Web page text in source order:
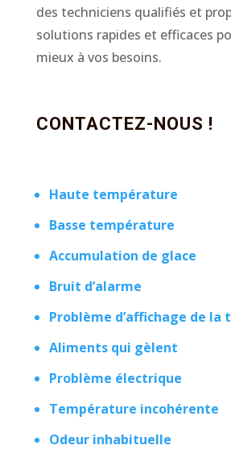
des techniciens qualifiés et
solutions rapides et efficaces
mieux à vos besoins.
CONTACTEZ-NOUS !
Haute température
Basse température
Accumulation de glace
Bruit d’alarme
Problème d’affichage de
Aliments qui gèlent
Problème électrique
Température incohérente
Odeur inhabituelle